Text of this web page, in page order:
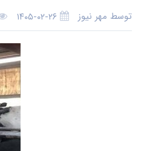
توسط مهر نیوز ۱۴۰۵-۰۲-۲۶